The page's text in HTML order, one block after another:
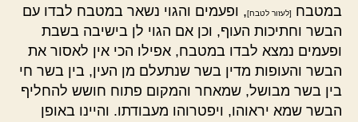
במטבח
[לעזור לטבח], ופעמים והגוי נשאר במטבח לבדו עם
הבשר וחתיכות העוף, וכן אם הגוי לן בישיבה בשבת
ופעמים נמצא לבדו במטבח, אפילו הכי אין לאסור את
הבשר והעופות מדין בשר שנתעלם מן העין, בין בשר חי
בין בשר מבושל, שמאחר והמקום פתוח חושש להחליף
הבשר שמא יראוהו, ויפטרוהו מעבודתו. והיינו באופן